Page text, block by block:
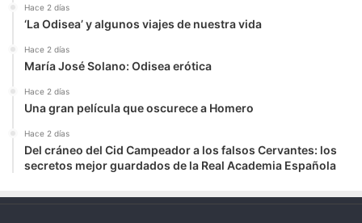
Hace 2 días
‘La Odisea’ y algunos viajes de nuestra vida
Hace 2 días
María José Solano: Odisea erótica
Hace 2 días
Una gran película que oscurece a Homero
Hace 2 días
Del cráneo del Cid Campeador a los falsos Cervantes: los
secretos mejor guardados de la Real Academia Española